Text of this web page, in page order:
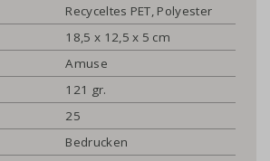
Recyceltes PET, Polyester
18,5 x 12,5 x 5 cm
Amuse
121 gr.
25
Bedrucken